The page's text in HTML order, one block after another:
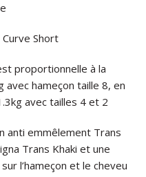
Curve Short
proportionnelle à la
avec hameçon taille 8, en
avec tailles 4 et 2
anti emmêlement Trans
Trans Khaki et une
l’hameçon et le cheveu